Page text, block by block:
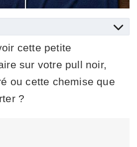
cette petite
sur votre pull noir,
ou cette chemise que
?